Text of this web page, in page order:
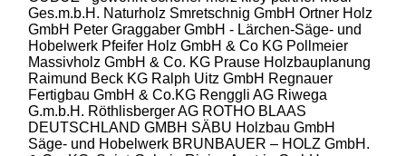
Ges.m.b.H. Naturholz Smretschnig GmbH Ortner Holz
GmbH Peter Graggaber GmbH - Lärchen-Säge- und
Hobelwerk Pfeifer Holz GmbH & Co KG Pollmeier
Massivholz GmbH & Co. KG Prause Holzbauplanung
Raimund Beck KG Ralph Uitz GmbH Regnauer
Fertigbau GmbH & Co.KG Renggli AG Riwega
G.m.b.H. Röthlisberger AG ROTHO BLAAS
DEUTSCHLAND GMBH SÄBU Holzbau GmbH
Säge- und Hobelwerk BRUNBAUER – HOLZ GmbH.